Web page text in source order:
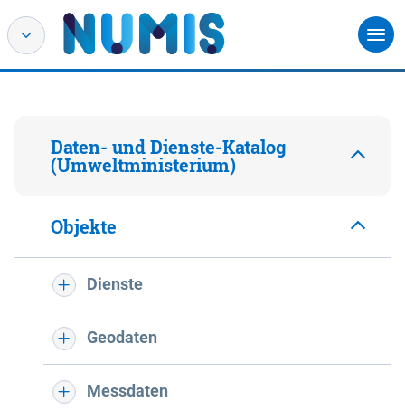
Daten- und Dienste-Katalog
(Umweltministerium)
Objekte
Dienste
Geodaten
Messdaten